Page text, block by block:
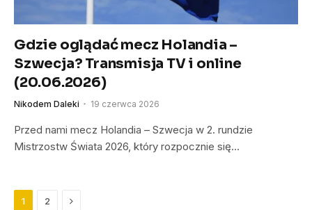
Gdzie oglądać mecz Holandia –
Szwecja? Transmisja TV i online
(20.06.2026)
Nikodem Daleki 19 czerwca 2026
Przed nami mecz Holandia – Szwecja w 2. rundzie
Mistrzostw Świata 2026, który rozpocznie się…
1 2 Next